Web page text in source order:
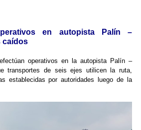
en autopista Palín –
caídos
operativos en la autopista Palín –
transportes de seis ejes utilicen la ruta,
establecidas por autoridades luego de la